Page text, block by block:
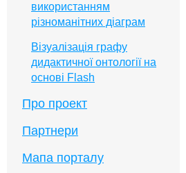
використанням
різноманітних діаграм
Візуалізація графу
дидактичної онтології на
основі Flash
Про проект
Партнери
Мапа порталу